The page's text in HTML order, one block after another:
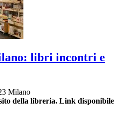
libri incontri e
Milano
della libreria. Link disponibile